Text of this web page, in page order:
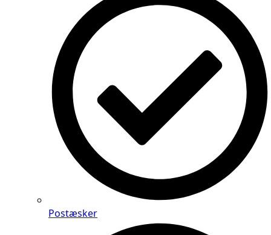
Postæsker